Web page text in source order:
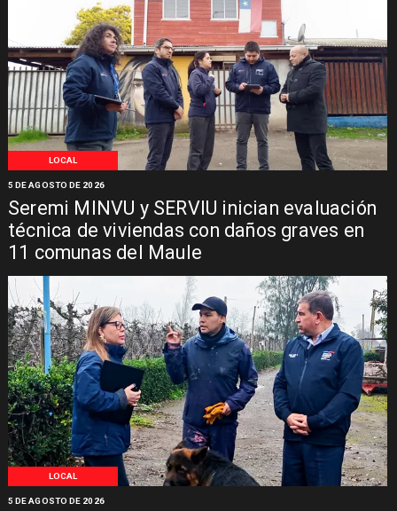
LOCAL
Seremi MINVU y SERVIU inician evaluación
técnica de viviendas con daños graves en
11 comunas del Maule
5 DE AGOSTO DE 2026
LOCAL
5 DE AGOSTO DE 2026